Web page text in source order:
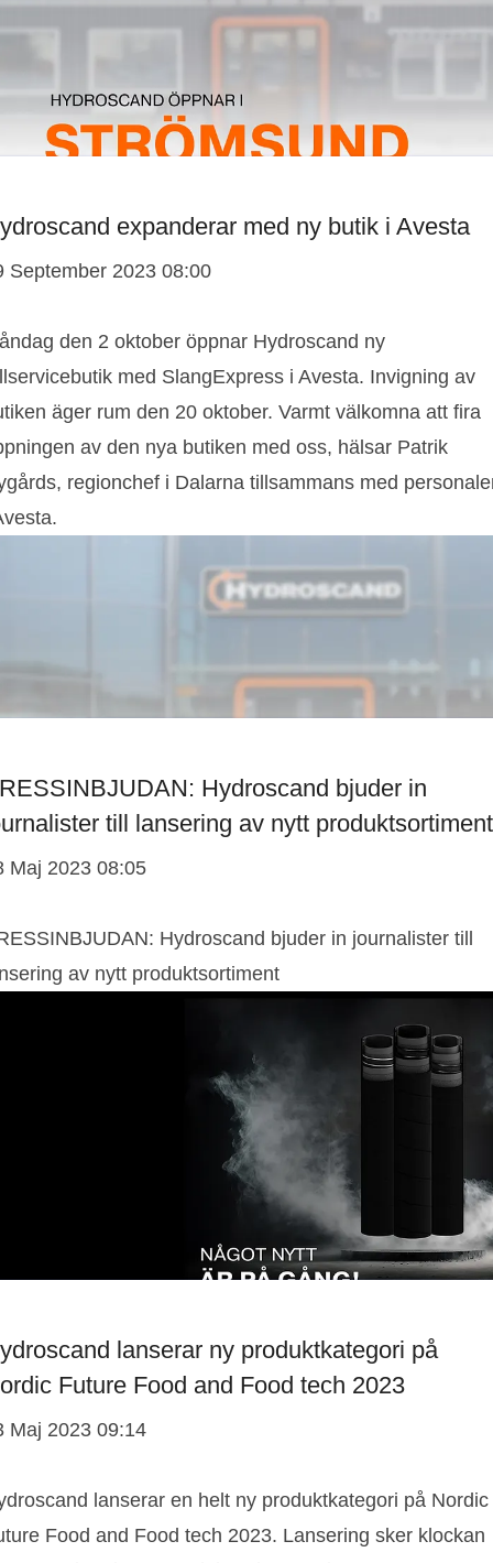
expanderar med ny butik i Avesta
September 2023 08:00
den 2 oktober öppnar Hydroscand ny
med SlangExpress i Avesta. Invigning av
äger rum den 20 oktober. Varmt välkomna att fira
av den nya butiken med oss, hälsar Patrik
regionchef i Dalarna tillsammans med
Hydroscand bjuder in
till lansering av nytt produktsortiment
Maj 2023 08:05
Hydroscand bjuder in journalister till
av nytt produktsortiment
lanserar ny produktkategori på
Future Food and Food tech 2023
Maj 2023 09:14
lanserar en helt ny produktkategori på Nordic
Food and Food tech 2023. Lansering sker klockan